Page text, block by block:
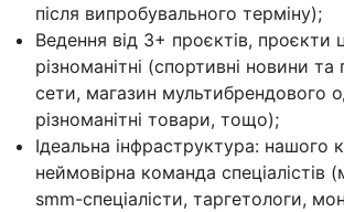
після випробувального терміну);
Ведення від 3+ проєктів, проєкти
різноманітні (спортивні новини та
сети, магазин мультибрендового
різноманітні товари, тощо);
Ідеальна інфраструктура: нашого
неймовірна команда спеціалістів
smm-спеціалісти, таргетологи,